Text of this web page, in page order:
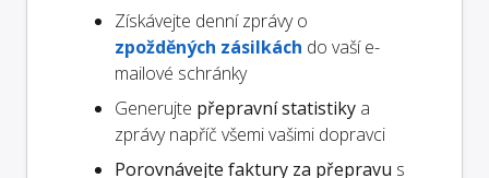
Získávejte denní zprávy o
zpožděných zásilkách do vaší e-
mailové schránky
Generujte přepravní statistiky a
zprávy napříč všemi vašimi dopravci
Porovnávejte faktury za přepravu s